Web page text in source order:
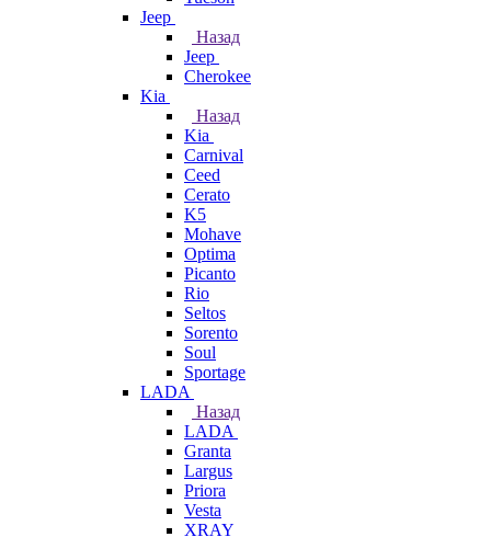
Jeep
Назад
Jeep
Cherokee
Kia
Назад
Kia
Carnival
Ceed
Cerato
K5
Mohave
Optima
Picanto
Rio
Seltos
Sorento
Soul
Sportage
LADA
Назад
LADA
Granta
Largus
Priora
Vesta
XRAY